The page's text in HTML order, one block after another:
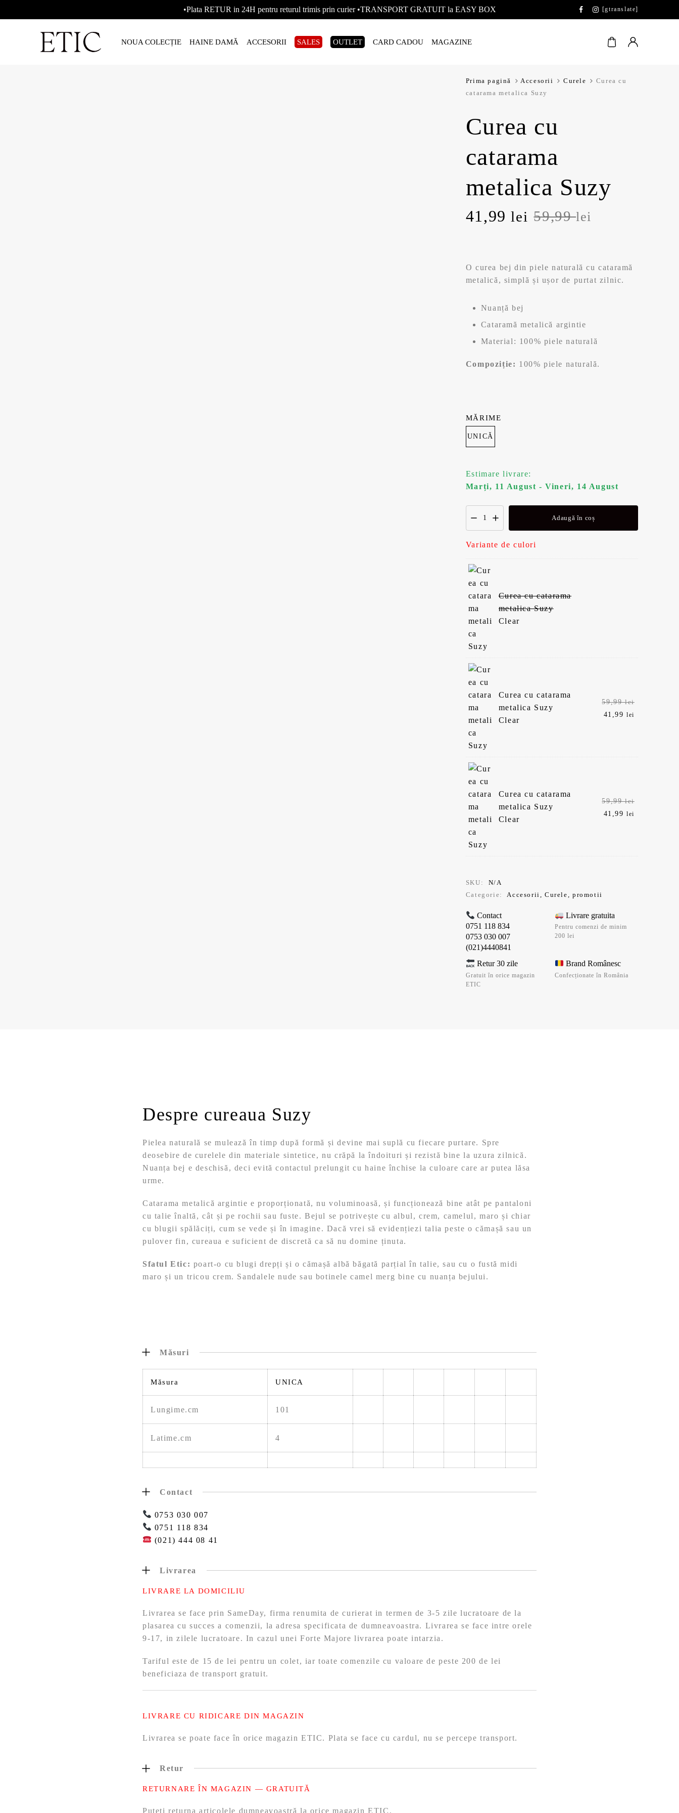
•Plata RETUR in 24H pentru returul trimis prin curier •TRANSPORT GRATUIT la EASY BOX [gtranslate]
NOUA COLECȚIE HAINE DAMĂ ACCESORII SALES OUTLET CARD CADOU MAGAZINE
Prima pagină Accesorii Curele
Curea cu
catarama metalica Suzy
Curea cu
catarama
metalica Suzy
59,99lei
Prețul
a
fost:
59,99 lei.
41,99lei
Prețul
este:
41,99 lei.
O curea bej din piele naturală cu cataramă
metalică, simplă și ușor de purtat zilnic.
Nuanță bej
Cataramă metalică argintie
Material: 100% piele naturală
Compoziție: 100% piele naturală.
UNICĂ
MĂRIME
Estimare livrare:
Marți, 11 August - Vineri, 14 August
Adaugă în coș
Variante de culori
Curea cu catarama
metalica Suzy
Clear
Curea cu catarama
metalica Suzy
Clear
59,99lei
41,99lei
Curea cu catarama
metalica Suzy
Clear
59,99lei
41,99lei
SKU:
N/A
Categorie:
Accesorii,Curele, promotii
Contact
0751 118 834
0753 030 007
(021)4440841
Livrare gratuita
Pentru comenzi de minim
200 lei
Retur 30 zile
Gratuit în orice magazin
ETIC
Brand Românesc
Confecționate în România
Despre cureaua Suzy
Pielea naturală se mulează în timp după formă și devine mai suplă cu fiecare purtare. Spre
deosebire de curelele din materiale sintetice, nu crăpă la îndoituri și rezistă bine la uzura zilnică.
Nuanța bej e deschisă, deci evită contactul prelungit cu haine închise la culoare care ar putea lăsa
urme.
Catarama metalică argintie e proporționată, nu voluminoasă, și funcționează bine atât pe pantaloni
cu talie înaltă, cât și pe rochii sau fuste. Bejul se potrivește cu albul, crem, camelul, maro și chiar
cu blugii spălăciți, cum se vede și în imagine. Dacă vrei să evidențiezi talia peste o cămașă sau un
pulover fin, cureaua e suficient de discretă ca să nu domine ținuta.
Sfatul Etic: poart-o cu blugi drepți și o cămașă albă băgată parțial în talie, sau cu o fustă midi
maro și un tricou crem. Sandalele nude sau botinele camel merg bine cu nuanța bejului.
Măsuri
Măsura UNICA
Lungime.cm 101
Latime.cm 4
Contact
0753 030 007
0751 118 834
(021) 444 08 41
Livrarea
LIVRARE LA DOMICILIU
Livrarea se face prin SameDay, firma renumita de curierat in termen de 3-5 zile lucratoare de la
plasarea cu succes a comenzii, la adresa specificata de dumneavoastra. Livrarea se face intre orele
9-17, in zilele lucratoare. In cazul unei Forte Majore livrarea poate intarzia.
Tariful este de 15 de lei pentru un colet, iar toate comenzile cu valoare de peste 200 de lei
beneficiaza de transport gratuit.
LIVRARE CU RIDICARE DIN MAGAZIN
Livrarea se poate face în orice magazin ETIC. Plata se face cu cardul, nu se percepe transport.
Retur
RETURNARE ÎN MAGAZIN — GRATUITĂ
Puteți returna articolele dumneavoastră la orice magazin ETIC.